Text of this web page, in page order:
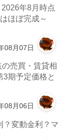
年8月時点
ほぼ完成～
08月07日
売買・賃貸相
3期予定価格と
08月06日
？変動金利？マ